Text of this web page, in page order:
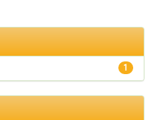
1